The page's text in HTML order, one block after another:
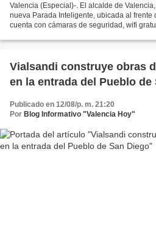
Valencia (Especial)-. El alcalde de
nueva Parada Inteligente, ubicada al frente
cuenta con cámaras de seguridad, wifi
Vialsandi construye obras
en la entrada del Pueblo de
Publicado en 12/08/p. m. 21:20
Por Blog Informativo "Valencia Hoy"